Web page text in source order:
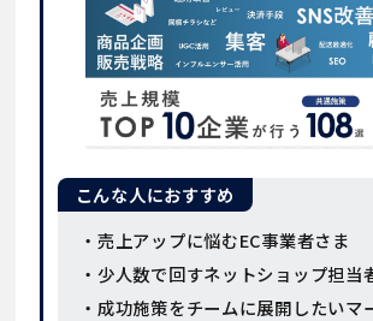
こんな人におすすめ
・売上アップに悩むEC事業者さま
・少人数で回すネットショップ担当
・成功施策をチームに展開したいマ